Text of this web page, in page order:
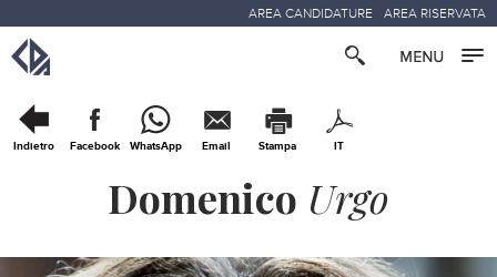
AREA CANDIDATURE AREA RISERVATA
Indietro Facebook WhatsApp Email Stampa IT
Domenico Urgo